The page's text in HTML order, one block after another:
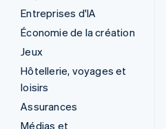
Entreprises d'IA
Économie de la création
Jeux
Hôtellerie, voyages et
loisirs
Assurances
Médias et